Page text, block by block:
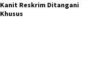
Kanit Reskrim Ditangani
Khusus